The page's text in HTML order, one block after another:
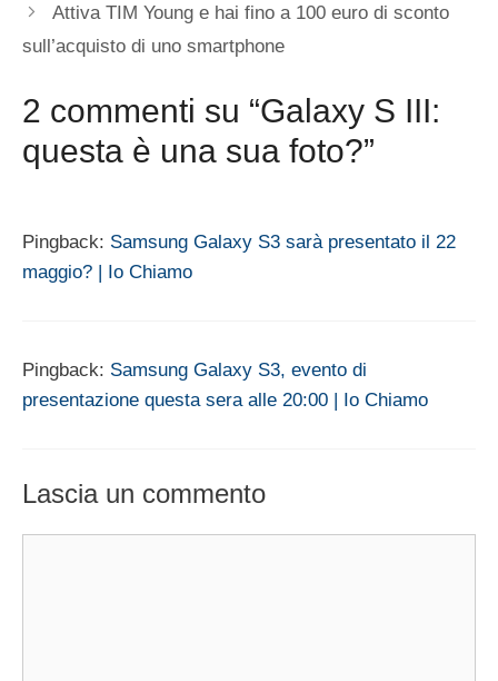
Attiva TIM Young e hai fino a 100 euro di sconto
sull’acquisto di uno smartphone
2 commenti su “Galaxy S III:
questa è una sua foto?”
Pingback: Samsung Galaxy S3 sarà presentato il 22
maggio? | Io Chiamo
Pingback: Samsung Galaxy S3, evento di
presentazione questa sera alle 20:00 | Io Chiamo
Lascia un commento